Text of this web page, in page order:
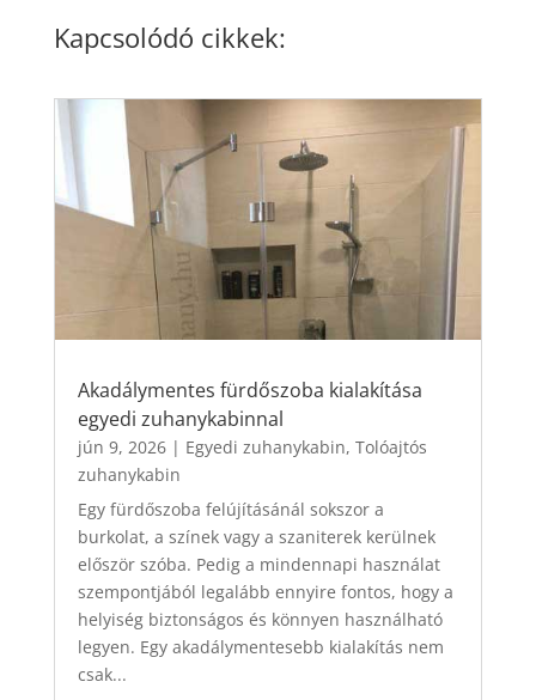
Kapcsolódó cikkek:
Akadálymentes fürdőszoba kialakítása
egyedi zuhanykabinnal
jún 9, 2026| Egyedi zuhanykabin, Tolóajtós
zuhanykabin
Egy fürdőszoba felújításánál sokszor a
burkolat, a színek vagy a szaniterek kerülnek
először szóba. Pedig a mindennapi használat
szempontjából legalább ennyire fontos, hogy a
helyiség biztonságos és könnyen használható
legyen. Egy akadálymentesebb kialakítás nem
csak...